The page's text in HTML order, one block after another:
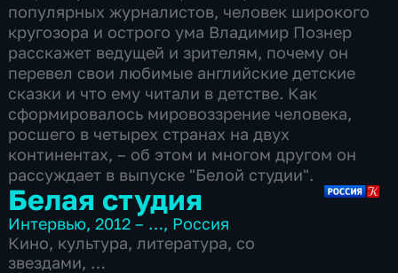
популярных журналистов, человек широкого
кругозора и острого ума Владимир Познер
расскажет ведущей и зрителям, почему он
перевел свои любимые английские детские
сказки и что ему читали в детстве. Как
сформировалось мировоззрение человека,
росшего в четырех странах на двух
континентах, – об этом и многом другом он
рассуждает в выпуске "Белой студии".
Белая студия
Интервью,2012 – …, Россия
Кино, культура,литература, со
звездами,